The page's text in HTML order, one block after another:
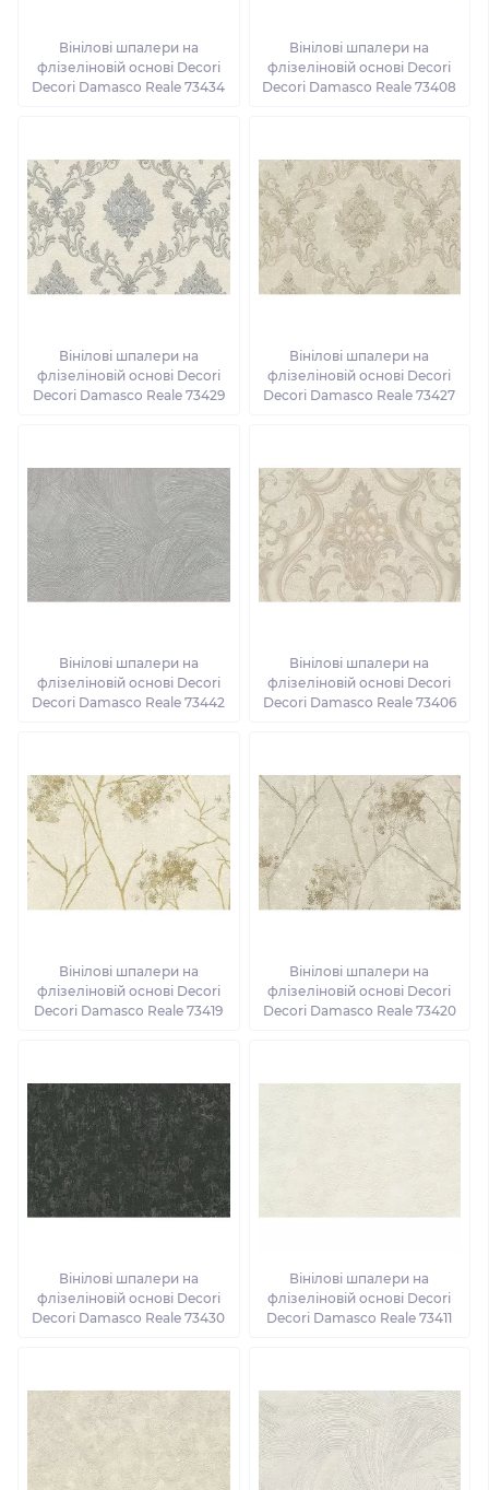
Вінілові шпалери на
флізеліновій основі Decori
Decori Damasco Reale 73434
Вінілові шпалери на
флізеліновій основі Decori
Decori Damasco Reale 73408
Вінілові шпалери на
флізеліновій основі Decori
Decori Damasco Reale 73429
Вінілові шпалери на
флізеліновій основі Decori
Decori Damasco Reale 73427
Вінілові шпалери на
флізеліновій основі Decori
Decori Damasco Reale 73442
Вінілові шпалери на
флізеліновій основі Decori
Decori Damasco Reale 73406
Вінілові шпалери на
флізеліновій основі Decori
Decori Damasco Reale 73419
Вінілові шпалери на
флізеліновій основі Decori
Decori Damasco Reale 73420
Вінілові шпалери на
флізеліновій основі Decori
Decori Damasco Reale 73430
Вінілові шпалери на
флізеліновій основі Decori
Decori Damasco Reale 73411